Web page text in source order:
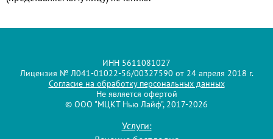
ИНН 5611081027
Лицензия № Л041-01022-56/00327590 от 24 апреля 2018 г.
Согласие на обработку персональных данных
Не является офертой
© ООО "МЦКТ Нью Лайф", 2017-2026
Услуги: